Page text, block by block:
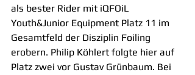
als bester Rider mit iQFOiL
Youth&Junior Equipment Platz 11 im
Gesamtfeld der Disziplin Foiling
erobern. Philip Köhlert folgte hier auf
Platz zwei vor Gustav Grünbaum. Bei